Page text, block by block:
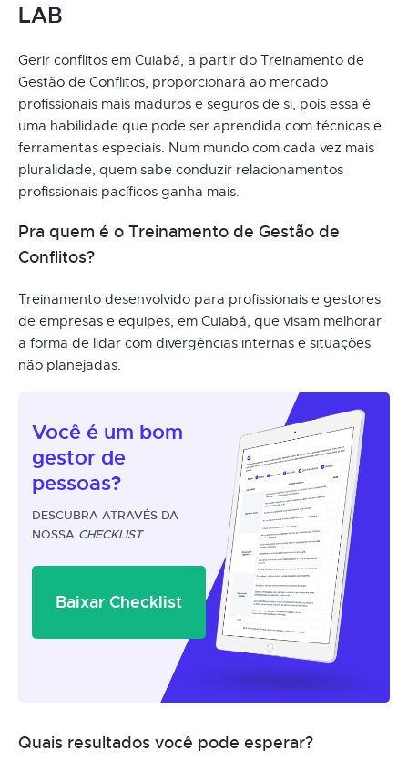
LAB
Gerir conflitos em Cuiabá, a partir do Treinamento de
Gestão de Conflitos, proporcionará ao mercado
profissionais mais maduros e seguros de si, pois essa é
uma habilidade que pode ser aprendida com técnicas e
ferramentas especiais. Num mundo com cada vez mais
pluralidade, quem sabe conduzir relacionamentos
profissionais pacíficos ganha mais.
Pra quem é o Treinamento de Gestão de
Conflitos?
Treinamento desenvolvido para profissionais e gestores
de empresas e equipes, em Cuiabá, que visam melhorar
a forma de lidar com divergências internas e situações
não planejadas.
Você é um bom
gestor de
pessoas?
DESCUBRA ATRAVÉS DA
NOSSA CHECKLIST
Baixar Checklist
Quais resultados você pode esperar?